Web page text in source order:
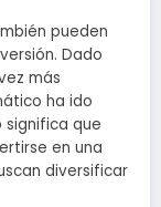
pueden
Dado
más
ha ido
significa que
en una
diversificar